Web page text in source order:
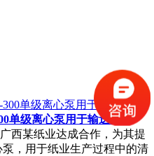
单级离心泵用于输送清水
某纸业达成合作，为其提
泵，用于纸业生产过程中的清